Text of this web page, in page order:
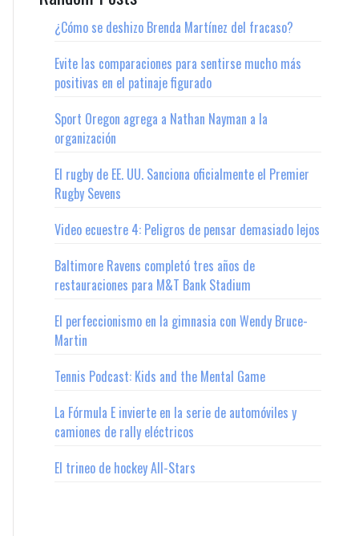
¿Cómo se deshizo Brenda Martínez del fracaso?
Evite las comparaciones para sentirse mucho más
positivas en el patinaje figurado
Sport Oregon agrega a Nathan Nayman a la
organización
El rugby de EE. UU. Sanciona oficialmente el Premier
Rugby Sevens
Video ecuestre 4: Peligros de pensar demasiado lejos
Baltimore Ravens completó tres años de
restauraciones para M&T Bank Stadium
El perfeccionismo en la gimnasia con Wendy Bruce-
Martin
Tennis Podcast: Kids and the Mental Game
La Fórmula E invierte en la serie de automóviles y
camiones de rally eléctricos
El trineo de hockey All-Stars